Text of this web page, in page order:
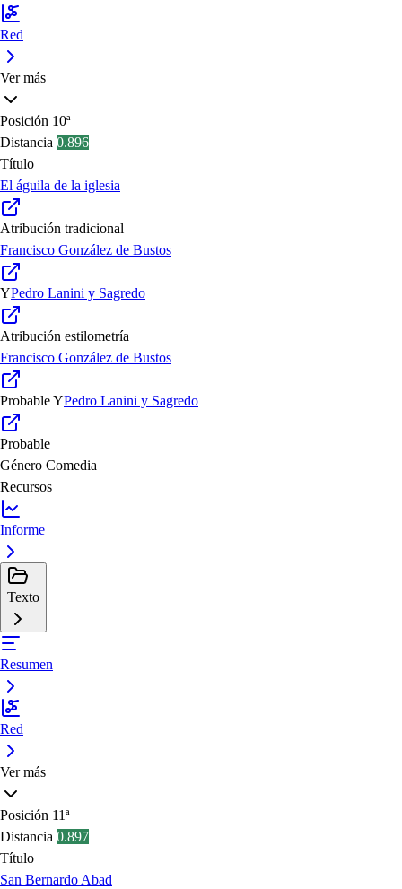
Red
Ver más
Posición 10ª
Distancia 0.896
Título
El águila de la iglesia
Atribución tradicional
Francisco González de Bustos
YPedro Lanini y Sagredo
Atribución estilometría
Francisco González de Bustos
ProbableYPedro Lanini y Sagredo
Probable
Género Comedia
Recursos
Informe
Texto
Resumen
Red
Ver más
Posición 11ª
Distancia 0.897
Título
San Bernardo Abad